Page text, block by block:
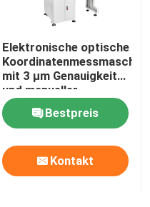
Elektronische optische
mit 3 µm Genauigkeit
und manueller
Steuerung für
Präzisionsmessungen
Bestpreis
Kontakt